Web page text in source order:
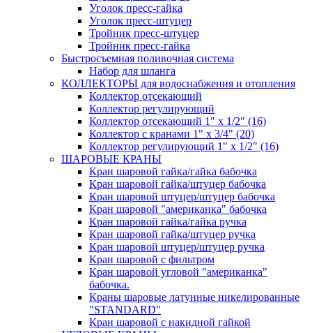
Уголок пресс-гайка
Уголок пресс-штуцер
Тройник пресс-штуцер
Тройник пресс-гайка
Быстросъемная поливочная система
Набор для шланга
КОЛЛЕКТОРЫ для водоснабжения и отопления
Коллектор отсекающий
Коллектор регулирующий
Коллектор отсекающий 1" х 1/2" (16)
Коллектор с кранами 1" х 3/4" (20)
Коллектор регулирующий 1" х 1/2" (16)
ШАРОВЫЕ КРАНЫ
Кран шаровой гайка/гайка бабочка
Кран шаровой гайка/штуцер бабочка
Кран шаровой штуцер/штуцер бабочка
Кран шаровой "американка" бабочка
Кран шаровой гайка/гайка ручка
Кран шаровой гайка/штуцер ручка
Кран шаровой штуцер/штуцер ручка
Кран шаровой с фильтром
Кран шаровой угловой "американка"
бабочка.
Краны шаровые латунные никелированные
"STANDARD"
Кран шаровой с накидной гайкой